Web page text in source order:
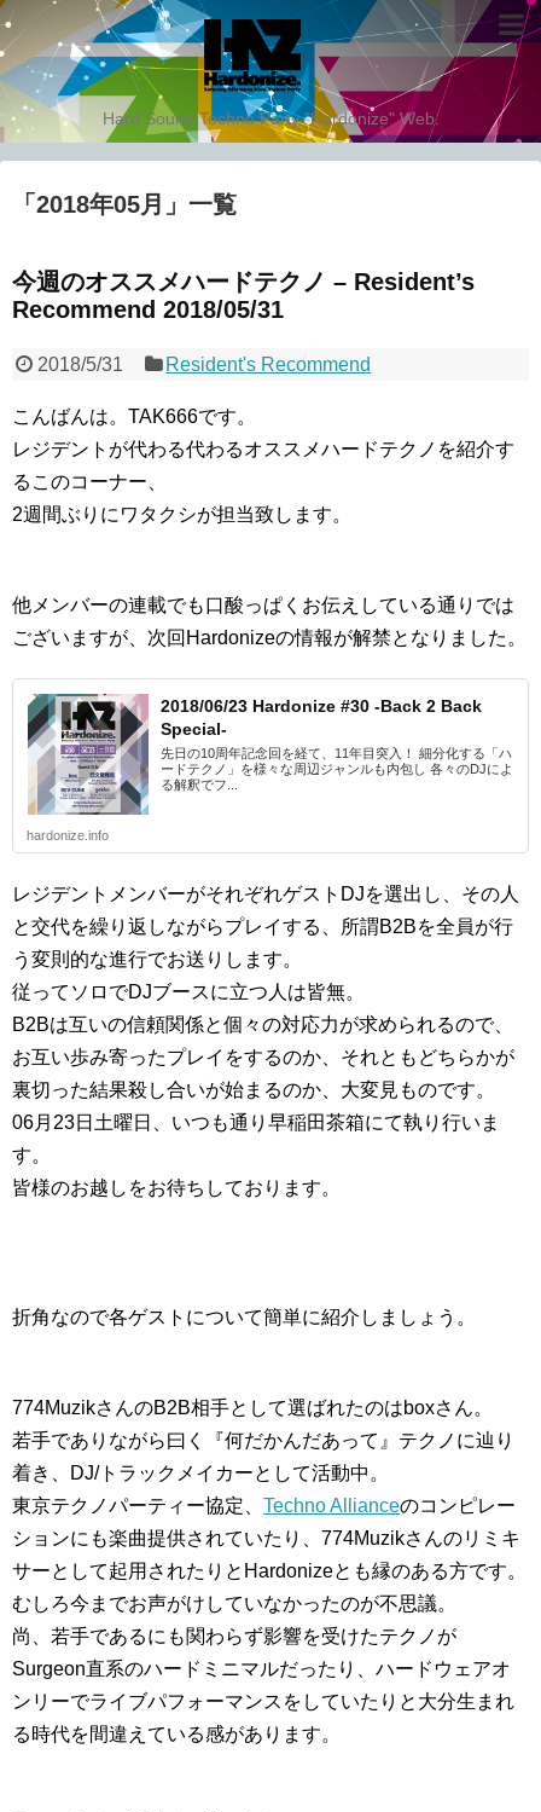
Hard Sound Techno Party "Hardonize" Web.
「 2018年05月 」 一覧
今週のオススメハードテクノ – Resident’s
Recommend 2018/05/31
2018/5/31 Resident's Recommend
こんばんは。TAK666です。
レジデントが代わる代わるオススメハードテクノを紹介す
るこのコーナー、
2週間ぶりにワタクシが担当致します。
他メンバーの連載でも口酸っぱくお伝えしている通りでは
ございますが、次回Hardonizeの情報が解禁となりました。
2018/06/23 Hardonize #30 -Back 2 Back
Special-
先日の10周年記念回を経て、11年目突入！ 細分化する「ハ
ードテクノ」を様々な周辺ジャンルも内包し 各々のDJによ
る解釈でフ...
hardonize.info
レジデントメンバーがそれぞれゲストDJを選出し、その人
と交代を繰り返しながらプレイする、所謂B2Bを全員が行
う変則的な進行でお送りします。
従ってソロでDJブースに立つ人は皆無。
B2Bは互いの信頼関係と個々の対応力が求められるので、
お互い歩み寄ったプレイをするのか、それともどちらかが
裏切った結果殺し合いが始まるのか、大変見ものです。
06月23日土曜日、いつも通り早稲田茶箱にて執り行いま
す。
皆様のお越しをお待ちしております。
折角なので各ゲストについて簡単に紹介しましょう。
774MuzikさんのB2B相手として選ばれたのはboxさん。
若手でありながら曰く『何だかんだあって』テクノに辿り
着き、DJ/トラックメイカーとして活動中。
東京テクノパーティー協定、 Techno Allianceのコンピレー
ションにも楽曲提供されていたり、774Muzikさんのリミキ
サーとして起用されたりとHardonizeとも縁のある方です。
むしろ今までお声がけしていなかったのが不思議。
尚、若手であるにも関わらず影響を受けたテクノが
Surgeon直系のハードミニマルだったり、ハードウェアオ
ンリーでライブパフォーマンスをしていたりと大分生まれ
る時代を間違えている感があります。